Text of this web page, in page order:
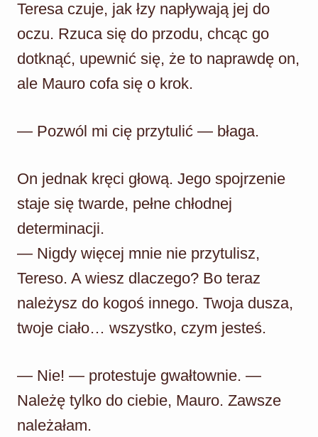
Teresa czuje, jak łzy napływają jej do
oczu. Rzuca się do przodu, chcąc go
dotknąć, upewnić się, że to naprawdę on,
ale Mauro cofa się o krok.
— Pozwól mi cię przytulić — błaga.
On jednak kręci głową. Jego spojrzenie
staje się twarde, pełne chłodnej
determinacji.
— Nigdy więcej mnie nie przytulisz,
Tereso. A wiesz dlaczego? Bo teraz
należysz do kogoś innego. Twoja dusza,
twoje ciało… wszystko, czym jesteś.
— Nie! — protestuje gwałtownie. —
Należę tylko do ciebie, Mauro. Zawsze
należałam.